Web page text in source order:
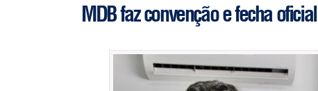
MDB faz convenção e fecha